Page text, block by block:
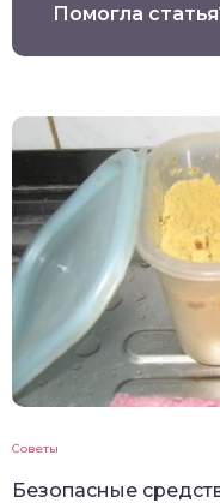
Помогла
Советы
Безопасные